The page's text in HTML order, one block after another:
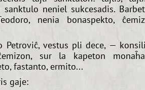
sanktulo neniel sukcesadis.
nenia bonaspekto,
Petroviĉ, vestus pli dece, —
sur la kapeton
fastanto, ermito...
gaje: